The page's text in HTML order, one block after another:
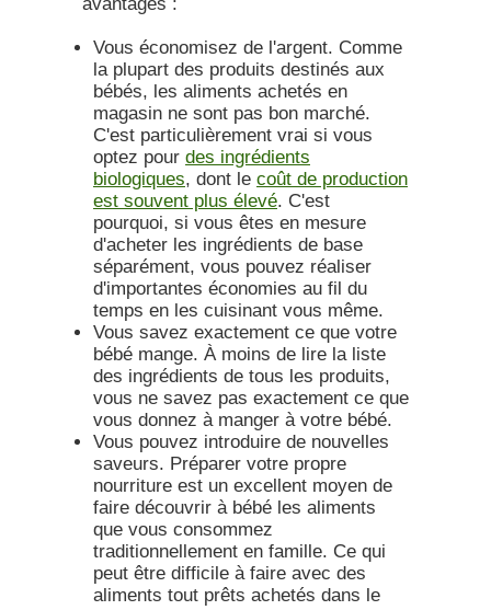
Vous économisez de l'argent. Comme
la plupart des produits destinés aux
bébés, les aliments achetés en
magasin ne sont pas bon marché.
C'est particulièrement vrai si vous
optez pour des ingrédients
biologiques, dont le coût de production
est souvent plus élevé. C'est
pourquoi, si vous êtes en mesure
d'acheter les ingrédients de base
séparément, vous pouvez réaliser
d'importantes économies au fil du
temps en les cuisinant vous même.
Vous savez exactement ce que votre
bébé mange. À moins de lire la liste
des ingrédients de tous les produits,
vous ne savez pas exactement ce que
vous donnez à manger à votre bébé.
Vous pouvez introduire de nouvelles
saveurs. Préparer votre propre
nourriture est un excellent moyen de
faire découvrir à bébé les aliments
que vous consommez
traditionnellement en famille. Ce qui
peut être difficile à faire avec des
aliments tout prêts achetés dans le